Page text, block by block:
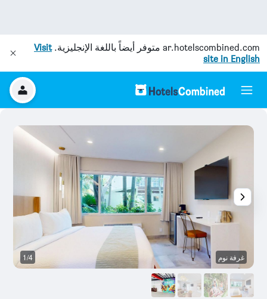
ar.hotelscombined.com متوفر أيضاً باللغة الإنجليزية.Visit
site in English
غرفة نوم 1/4